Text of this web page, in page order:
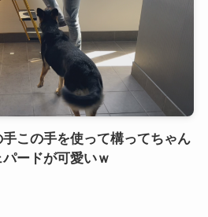
この手を使って構ってちゃん
ードが可愛いｗ